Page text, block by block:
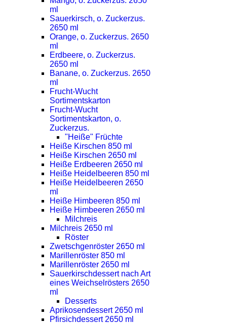
ml
Sauerkirsch, o. Zuckerzus.
2650 ml
Orange, o. Zuckerzus. 2650
ml
Erdbeere, o. Zuckerzus.
2650 ml
Banane, o. Zuckerzus. 2650
ml
Frucht-Wucht
Sortimentskarton
Frucht-Wucht
Sortimentskarton, o.
Zuckerzus.
"Heiße" Früchte
Heiße Kirschen 850 ml
Heiße Kirschen 2650 ml
Heiße Erdbeeren 2650 ml
Heiße Heidelbeeren 850 ml
Heiße Heidelbeeren 2650
ml
Heiße Himbeeren 850 ml
Heiße Himbeeren 2650 ml
Milchreis
Milchreis 2650 ml
Röster
Zwetschgenröster 2650 ml
Marillenröster 850 ml
Marillenröster 2650 ml
Sauerkirschdessert nach Art
eines Weichselrösters 2650
ml
Desserts
Aprikosendessert 2650 ml
Pfirsichdessert 2650 ml